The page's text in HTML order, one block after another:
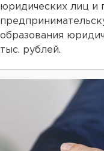
юридических лиц и
образования
тыс. рублей.